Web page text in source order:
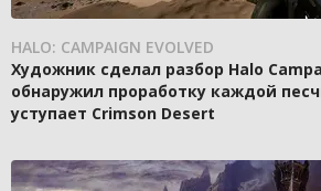
HALO: CAMPAIGN EVOLVED
Художник сделал разбор Halo
обнаружил проработку каждой
уступает Crimson Desert